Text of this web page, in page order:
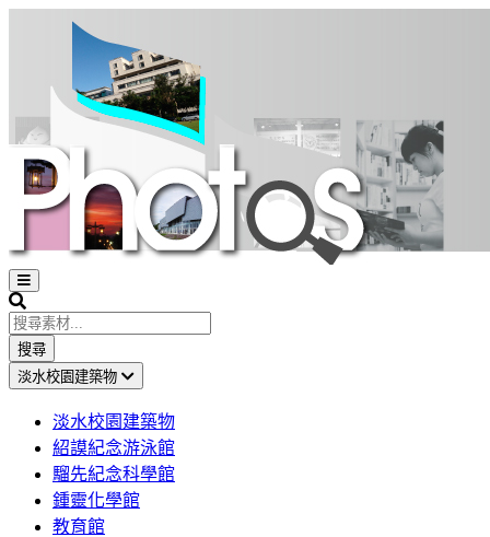
Open
sidebar
Search
搜尋
淡水校園建築物
淡水校園建築物
紹謨紀念游泳館
騮先紀念科學館
鍾靈化學館
教育館